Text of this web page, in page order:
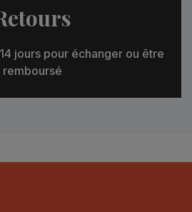
jours pour échanger ou être
remboursé